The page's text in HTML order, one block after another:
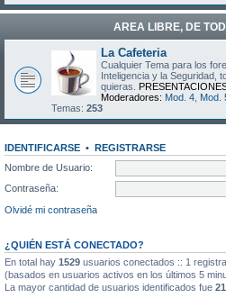
AREA LIBRE, DE
La Cafeteria
Cualquier Tema para los
Inteligencia y la Seguridad,
quieras.
Moderadores: Mod. 4 Mod.
Temas: 253
IDENTIFICARSE • REGISTRARSE
Nombre de Usuario:
Contraseña:
Olvidé mi contraseña
¿QUIÉN ESTÁ CONECTADO?
En total hay 1529 usuarios conectados :: 1
(basados en usuarios activos en los últimos 5
La mayor cantidad de usuarios identificados fue